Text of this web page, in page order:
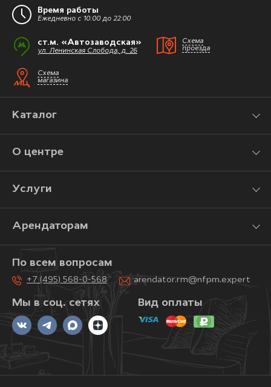
Время работы
Ежедневно с 10:00 до 22:00
ст.м. «Автозаводская»
ул. Ленинская Слобода, д. 26
Схема
проезда
Схема
магазина
Каталог
О центре
Услуги
Арендаторам
Мы в соц. сетях
По всем вопросам
+7 (495) 568-0-568 arendator.rm@nfpm.expert
Вид оплаты